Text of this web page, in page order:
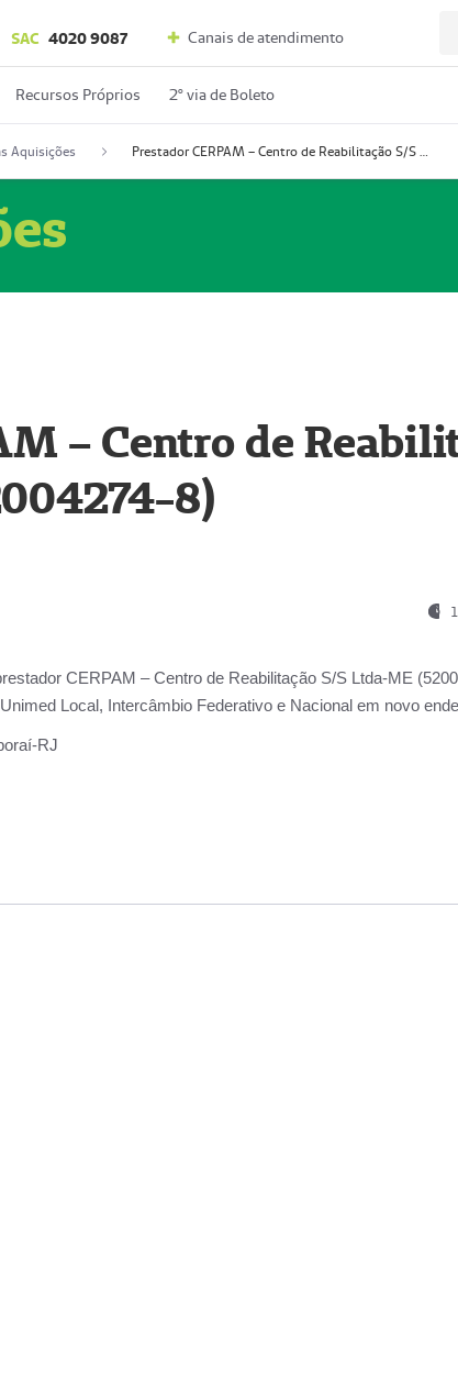
SAC 4020 9087 Canais de atendimento
Recursos Próprios 2º via de Boleto
Aquisições Prestador CERPAM – Centro de Reabilitação S/S Ltda-ME (52004274-8)
– Centro de
8)
CERPAM – Centro de Reabilitação S/S Ltda-ME
Unimed Local, Intercâmbio Federativo e Nacional em novo
RJ